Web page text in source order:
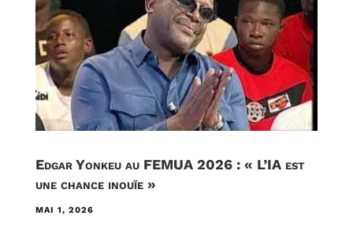
Edgar Yonkeu au FEMUA 2026 : « L’IA est
une chance inouïe »
MAI 1, 2026